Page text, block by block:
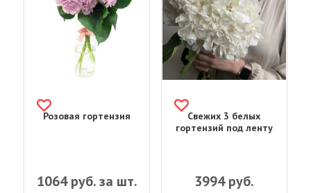
Розовая гортензия
1064руб. за шт.
Свежих 3 белых
гортензий под ленту
3994руб.